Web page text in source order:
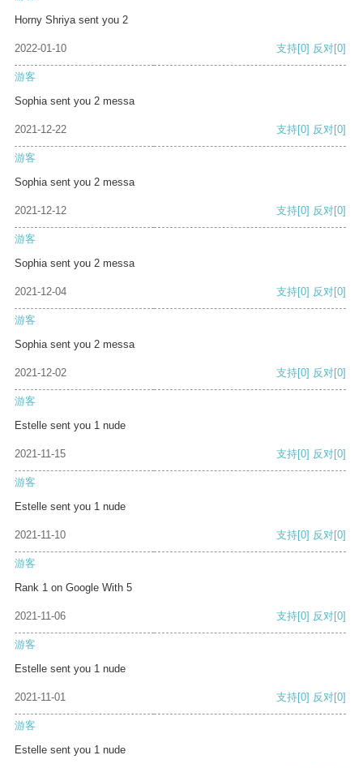
Horny Shriya sent you 2
2022-01-10 支持[0] 反对[0]
游客
Sophia sent you 2 messa
2021-12-22 支持[0] 反对[0]
游客
Sophia sent you 2 messa
2021-12-12 支持[0] 反对[0]
游客
Sophia sent you 2 messa
2021-12-04 支持[0] 反对[0]
游客
Sophia sent you 2 messa
2021-12-02 支持[0] 反对[0]
游客
Estelle sent you 1 nude
2021-11-15 支持[0] 反对[0]
游客
Estelle sent you 1 nude
2021-11-10 支持[0] 反对[0]
游客
Rank 1 on Google With 5
2021-11-06 支持[0] 反对[0]
游客
Estelle sent you 1 nude
2021-11-01 支持[0] 反对[0]
游客
Estelle sent you 1 nude